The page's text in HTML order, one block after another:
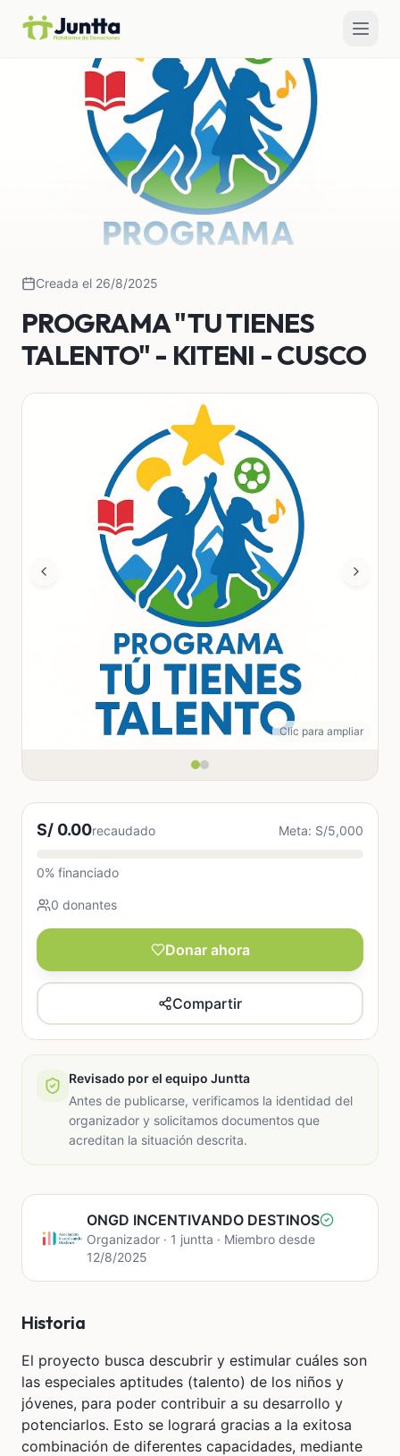
Creada el 26/8/2025
PROGRAMA "TU TIENES
TALENTO" - KITENI - CUSCO
Clic para ampliar
S/ 0.00recaudado Meta: S/5,000
0% financiado
0 donantes
Donar ahora
Compartir
Revisado por el equipo Juntta
Antes de publicarse, verificamos la identidad del
organizador y solicitamos documentos que
acreditan la situación descrita.
ONGD INCENTIVANDO DESTINOS
Organizador · 1 juntta · Miembro desde
12/8/2025
Historia
El proyecto busca descubrir y estimular cuáles son
las especiales aptitudes (talento) de los niños y
jóvenes, para poder contribuir a su desarrollo y
potenciarlos. Esto se logrará gracias a la exitosa
combinación de diferentes capacidades, mediante